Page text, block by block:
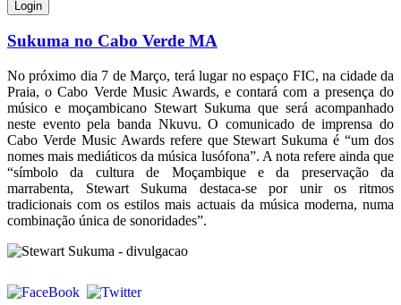
Sukuma no Cabo Verde MA
No próximo dia 7 de Março, terá lugar no espaço FIC, na cidade da
Praia, o Cabo Verde Music Awards, e contará com a presença do
músico e moçambicano Stewart Sukuma que será acompanhado
neste evento pela banda Nkuvu. O comunicado de imprensa do
Cabo Verde Music Awards refere que Stewart Sukuma é “um dos
nomes mais mediáticos da música lusófona”. A nota refere ainda que
“símbolo da cultura de Moçambique e da preservação da
marrabenta, Stewart Sukuma destaca-se por unir os ritmos
tradicionais com os estilos mais actuais da música moderna, numa
combinação única de sonoridades”.